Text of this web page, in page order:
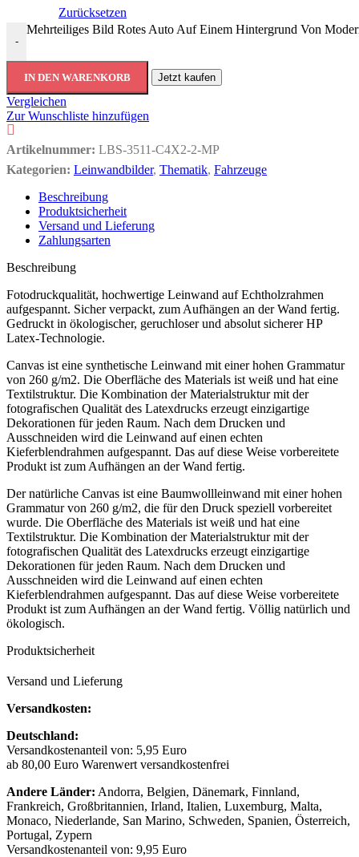
Zurücksetzen
-
Mehrteiliges Bild Rotes Auto Auf Einem Hintergrund Von
IN DEN WARENKORB Jetzt kaufen
Vergleichen
Zur Wunschliste hinzufügen
Artikelnummer: LBS-3511-C4X2-2-MP
Kategorien: Leinwandbilder, Thematik, Fahrzeuge
Beschreibung
Produktsicherheit
Versand und Lieferung
Zahlungsarten
Beschreibung
Fotodruckqualität, hochwertige Leinwand auf Echtholzrahmen
aufgespannt. Sicher verpackt, zum Aufhängen an der Wand fertig.
Gedruckt in ökologischer, geruchloser und absolut sicherer HP
Latex-Technologie.
Canvas ist eine synthetische Leinwand mit einer hohen Grammatur
von 260 g/m2. Die Oberfläche des Materials ist weiß und hat eine
Textilstruktur. Die Kombination der Materialstruktur mit der
fotografischen Qualität des Latexdrucks erzeugt einzigartige
Dekorationen für jeden Raum. Nach dem Drucken und
Ausschneiden wird die Leinwand auf einen echten
Kieferblendrahmen aufgespannt. Das auf diese Weise vorbereitete
Produkt ist zum Aufhängen an der Wand fertig.
Der natürliche Canvas ist eine Baumwollleinwand mit einer hohen
Grammatur von 260 g/m2, die für den Druck speziell vorbereitet
wurde. Die Oberfläche des Materials ist weiß und hat eine
Textilstruktur. Die Kombination der Materialstruktur mit der
fotografischen Qualität des Latexdrucks erzeugt einzigartige
Dekorationen für jeden Raum. Nach dem Drucken und
Ausschneiden wird die Leinwand auf einen echten
Kieferblendrahmen aufgespannt. Das auf diese Weise vorbereitete
Produkt ist zum Aufhängen an der Wand fertig. Völlig natürlich und
ökologisch.
Produktsicherheit
Versand und Lieferung
Versandkosten:
Deutschland:
Versandkostenanteil von: 5,95 Euro
ab 80,00 Euro Warenwert versandkostenfrei
Andere Länder: Andorra, Belgien, Dänemark, Finnland,
Frankreich, Großbritannien, Irland, Italien, Luxemburg, Malta,
Monaco, Niederlande, San Marino, Schweden, Spanien, Österreich,
Portugal, Zypern
Versandkostenanteil von: 9,95 Euro